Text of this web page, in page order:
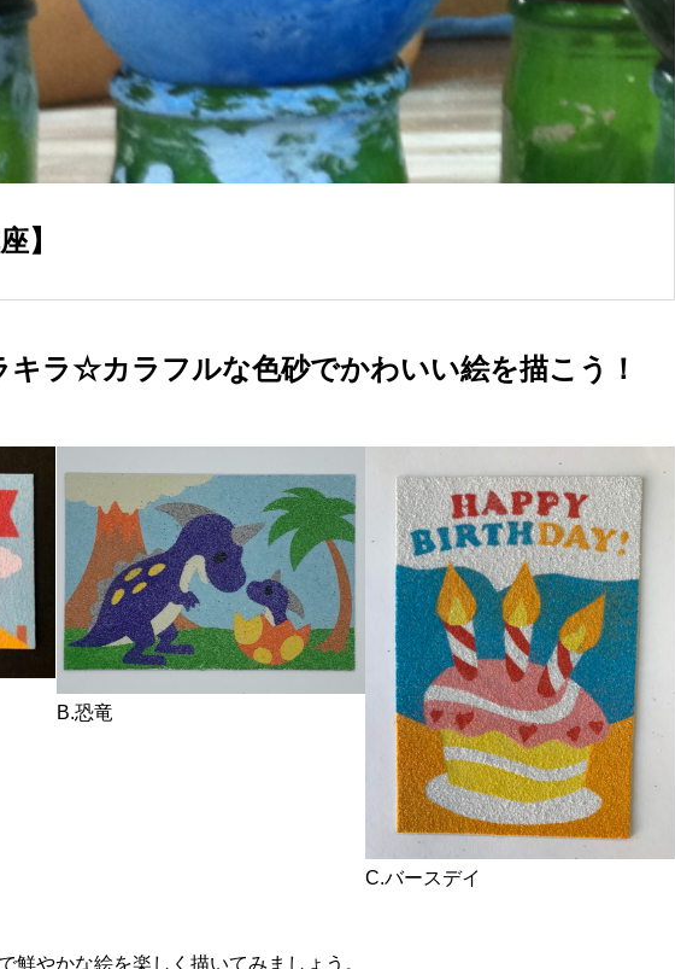
】
ラ☆カラフルな色砂でかわいい絵を描こう！
B.恐竜
C.バースデイ
鮮やかな絵を楽しく描いてみましょう。